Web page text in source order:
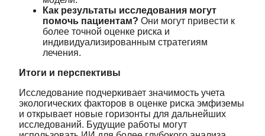
Как результаты исследования могут
помочь пациентам? Они могут привести к
более точной оценке риска и
индивидуализированным стратегиям
лечения.
Итоги и перспективы
Исследование подчеркивает значимость учета
экологических факторов в оценке риска эмфиземы
и открывает новые горизонты для дальнейших
исследований. Будущие работы могут